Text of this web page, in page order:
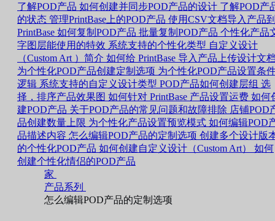
了解POD产品 如何创建并同步POD产品的设计 了解POD产
的状态 管理PrintBase上的POD产品 使用CSV文档导入产品
PrintBase 如何复制POD产品 批量复制POD产品 个性化产品
字图层能使用的特效 系统支持的个性化类型 自定义设计
（Custom Art ）简介 如何给 PrintBase 导入产品上传设计文
为个性化POD产品创建定制选项 为个性化POD产品设置条
逻辑 系统支持的自定义设计类型 POD产品如何创建层组 选
择，排序产品效果图 如何针对 PrintBase 产品设置运费 如何
建POD产品 关于POD产品的常见问题和故障排除 店铺POD
品创建数量上限 为个性化产品设置预览模式 如何编辑POD
品描述内容 怎么编辑POD产品的定制选项 创建多个设计版
的个性化POD产品 如何创建自定义设计（Custom Art） 如何
创建个性化情侣的POD产品
家
产品系列
怎么编辑POD产品的定制选项